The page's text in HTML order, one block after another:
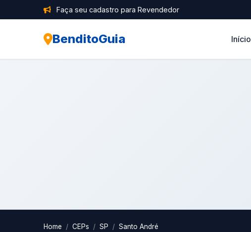
Faça seu cadastro para Revendedor
BenditoGuia Início
Home CEPs SP Santo André